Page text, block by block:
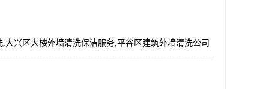
,大兴区大楼外墙清洗保洁服务,平谷区建筑外墙清洗公司